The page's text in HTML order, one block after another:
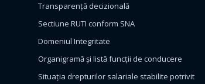
Transparență decizională
Sectiune RUTI conform SNA
Domeniul Integritate
Organigramă și listă funcții de conducere
Situația drepturilor salariale stabilite potrivit